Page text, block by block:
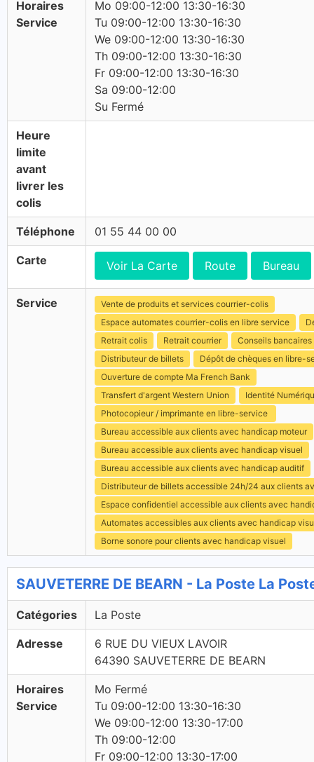
Horaires
Service
Mo 09:00-12:00 13:30-16:30
Tu 09:00-12:00 13:30-16:30
We 09:00-12:00 13:30-16:30
Th 09:00-12:00 13:30-16:30
Fr 09:00-12:00 13:30-16:30
Sa 09:00-12:00
Su Fermé
Heure
limite
avant
livrer les
colis
Téléphone 01 55 44 00 00
Carte Voir La Carte Route Bureau
Service
Vente de produits et services courrier-colis
Espace automates courrier-colis en libre service
Retrait colis
Retrait courrier
Conseils bancaires
Distributeur de billets
Dépôt de chèques en libre-
Ouverture de compte Ma French Bank
Transfert d'argent Western Union
Identité
Photocopieur / imprimante en libre-service
Bureau accessible aux clients avec handicap moteur
Bureau accessible aux clients avec handicap visuel
Bureau accessible aux clients avec handicap auditif
Distributeur de billets accessible 24h/24 aux clients
Espace confidentiel accessible aux clients avec
Automates accessibles aux clients avec handicap
Borne sonore pour clients avec handicap visuel
SAUVETERRE DE BEARN - La Poste La
Catégories La Poste
Adresse
6 RUE DU VIEUX LAVOIR
64390 SAUVETERRE DE BEARN
Horaires
Service
Mo Fermé
Tu 09:00-12:00 13:30-16:30
We 09:00-12:00 13:30-17:00
Th 09:00-12:00
Fr 09:00-12:00 13:30-17:00